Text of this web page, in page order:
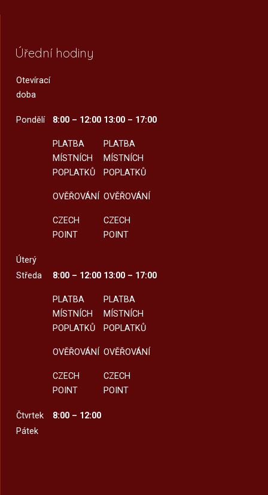
Úřední hodiny
Otevírací
doba
Pondělí 8:00 – 12:00
PLATBA
MÍSTNÍCH
POPLATKŮ
OVĚŘOVÁNÍ
CZECH
POINT
13:00 – 17:00
PLATBA
MÍSTNÍCH
POPLATKŮ
OVĚŘOVÁNÍ
CZECH
POINT
Úterý
Středa
8:00 – 12:00
PLATBA
MÍSTNÍCH
POPLATKŮ
OVĚŘOVÁNÍ
CZECH
POINT
13:00 – 17:00
PLATBA
MÍSTNÍCH
POPLATKŮ
OVĚŘOVÁNÍ
CZECH
POINT
Čtvrtek
8:00 – 12:00
Pátek